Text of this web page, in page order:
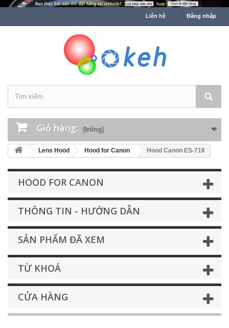
Đăng nhập
Liên hệ
Giỏ hàng: (trống)
Lens Hood Hood for Canon Hood Canon ES-71II
HOOD FOR CANON
THÔNG TIN - HƯỚNG DẪN
SẢN PHẨM ĐÃ XEM
TỪ KHOÁ
CỬA HÀNG